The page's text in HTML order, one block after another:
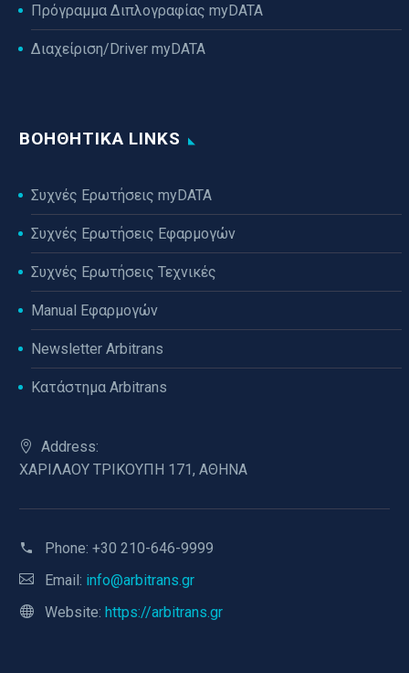
Πρόγραμμα Διπλογραφίας myDATA
Διαχείριση/Driver myDATA
ΒΟΗΘΗΤΙΚΆ LINKS
Συχνές Ερωτήσεις myDATA
Συχνές Ερωτήσεις Εφαρμογών
Συχνές Ερωτήσεις Τεχνικές
Manual Εφαρμογών
Newsletter Arbitrans
Κατάστημα Arbitrans
Address:
ΧΑΡΙΛΑΟΥ ΤΡΙΚΟΥΠΗ 171, ΑΘΗΝΑ
Phone: +30 210-646-9999
Email: info@arbitrans.gr
Website: https://arbitrans.gr